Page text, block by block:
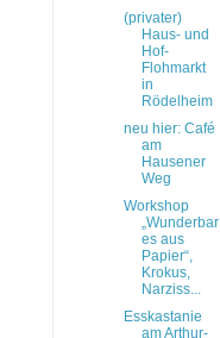
(privater)
Haus- und
Hof-
Flohmarkt
in
Rödelheim
neu hier: Café
am
Hausener
Weg
Workshop
„Wunderbar
es aus
Papier“,
Krokus,
Narziss...
Esskastanie
am Arthur-